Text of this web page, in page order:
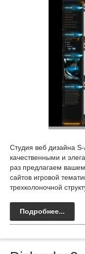
Студия веб дизайна
качественными и
раз предлагаем
сайтов игровой
трехколоночной
Подробнее...